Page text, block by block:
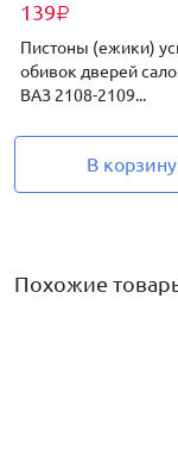
139₽
Пистоны (ежики)
обивок дверей
ВАЗ 2108-2109...
В корзину
Похожие